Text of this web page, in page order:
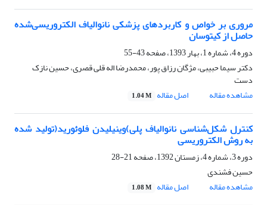
مروری بر خواص و کاربردهای پزشکی نانوالیاف الکتروریسی‌شده
حاصل از کیتوسان
دوره 4، شماره 1، بهار 1393، صفحه
43-55
دکتر سیما حبیبی، مژگان رزاق پور، محمدرضا اله قلی قصری، حسین نازک
دست
مشاهده مقاله
اصل مقاله 1.04 M
کنترل شکل‌شناسی نانوالیاف پلی)وینیلیدن فلوئورید(تولید شده
به روش الکتروریسی
دوره 3، شماره 4، زمستان 1392، صفحه
21-28
حسین فشندی
مشاهده مقاله
اصل مقاله 1.08 M